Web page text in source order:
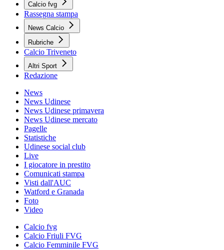
Calcio fvg
Rassegna stampa
News Calcio
Rubriche
Calcio Triveneto
Altri Sport
Redazione
News
News Udinese
News Udinese primavera
News Udinese mercato
Pagelle
Statistiche
Udinese social club
Live
I giocatore in prestito
Comunicati stampa
Visti dall'AUC
Watford e Granada
Foto
Video
Calcio fvg
Calcio Friuli FVG
Calcio Femminile FVG